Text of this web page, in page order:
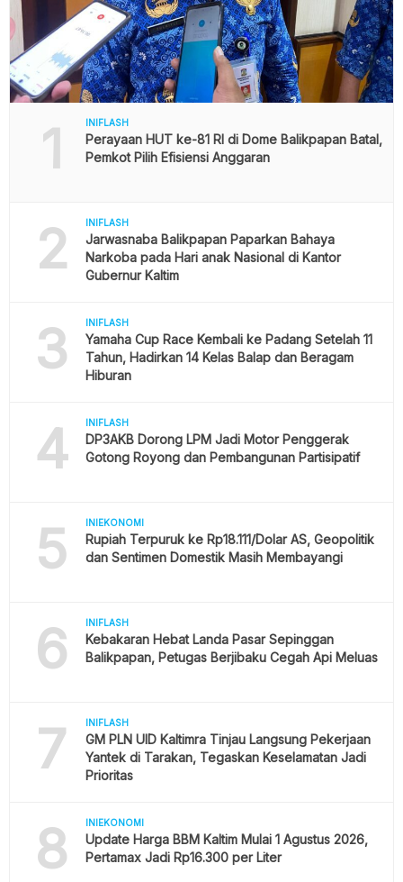
1 INIFLASH
Perayaan HUT ke-81 RI di Dome Balikpapan Batal,
Pemkot Pilih Efisiensi Anggaran
2 INIFLASH
Jarwasnaba Balikpapan Paparkan Bahaya
Narkoba pada Hari anak Nasional di Kantor
Gubernur Kaltim
3 INIFLASH
Yamaha Cup Race Kembali ke Padang Setelah 11
Tahun, Hadirkan 14 Kelas Balap dan Beragam
Hiburan
4 INIFLASH
DP3AKB Dorong LPM Jadi Motor Penggerak
Gotong Royong dan Pembangunan Partisipatif
5 INIEKONOMI
Rupiah Terpuruk ke Rp18.111/Dolar AS, Geopolitik
dan Sentimen Domestik Masih Membayangi
6 INIFLASH
Kebakaran Hebat Landa Pasar Sepinggan
Balikpapan, Petugas Berjibaku Cegah Api Meluas
7 INIFLASH
GM PLN UID Kaltimra Tinjau Langsung Pekerjaan
Yantek di Tarakan, Tegaskan Keselamatan Jadi
Prioritas
8 INIEKONOMI
Update Harga BBM Kaltim Mulai 1 Agustus 2026,
Pertamax Jadi Rp16.300 per Liter